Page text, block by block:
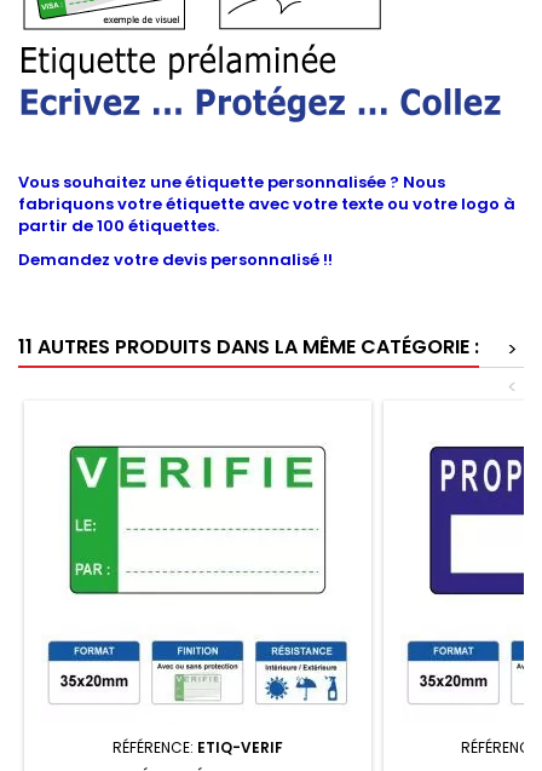
Vous souhaitez une étiquette personnalisée ? Nous
fabriquons votre étiquette avec votre texte ou votre logo à
partir de 100 étiquettes.
Demandez votre devis personnalisé !!
11 AUTRES PRODUITS DANS LA MÊME CATÉGORIE :
>
<
RÉFÉRENCE: ETIQ-VERIF